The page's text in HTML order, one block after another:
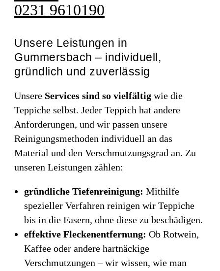
0231 9610190
Unsere Leistungen in
Gummersbach – individuell,
gründlich und zuverlässig
Unsere Services sind so vielfältig wie die
Teppiche selbst. Jeder Teppich hat andere
Anforderungen, und wir passen unsere
Reinigungsmethoden individuell an das
Material und den Verschmutzungsgrad an. Zu
unseren Leistungen zählen:
gründliche Tiefenreinigung: Mithilfe
spezieller Verfahren reinigen wir Teppiche
bis in die Fasern, ohne diese zu beschädigen.
effektive Fleckenentfernung: Ob Rotwein,
Kaffee oder andere hartnäckige
Verschmutzungen – wir wissen, wie man